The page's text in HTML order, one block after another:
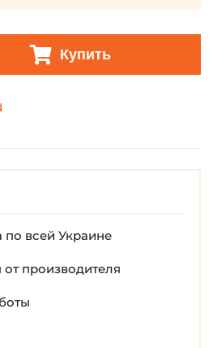
Купить
по всей Украине
от производителя